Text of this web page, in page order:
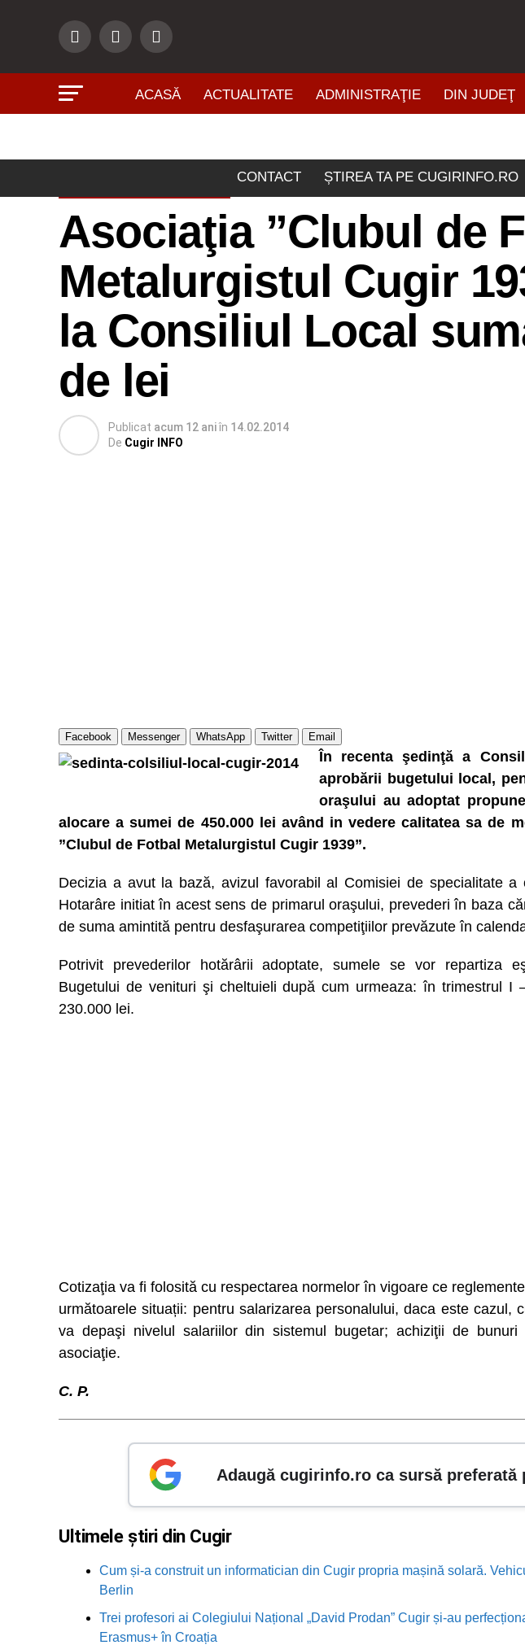
ACASĂ ACTUALITATE ADMINISTRAŢIE DIN JUDEŢ
CONTACT ȘTIREA TA PE CUGIRINFO.RO
Asociaţia ”Clubul de
Metalurgistul Cugir
la Consiliul Local
de lei
Publicat acum 12 aniîn 14.02.2014
De Cugir INFO
Facebook Messenger WhatsApp Twitter Email
În recenta şedinţă a
aprobării bugetului local,
oraşului au adoptat
alocare a sumei de 450.000 lei având in vedere calitatea sa de
”Clubul de Fotbal Metalurgistul Cugir 1939”.
Decizia a avut la bază, avizul favorabil al Comisiei de specialitate a
Hotarâre initiat în acest sens de primarul oraşului, prevederi în baza
de suma amintită pentru desfaşurarea competiţiilor prevăzute în
Potrivit prevederilor hotărârii adoptate, sumele se vor repartiza
Bugetului de venituri şi cheltuieli după cum urmeaza: în trimestrul I
230.000 lei.
Cotizaţia va fi folosită cu respectarea normelor în vigoare ce
următoarele situații: pentru salarizarea personalului, daca este cazul,
va depaşi nivelul salariilor din sistemul bugetar; achiziţii de
asociaţie.
C. P.
Adaugă cugirinfo.ro ca sursă preferată
Ultimele știri din Cugir
Cum și-a construit un informatician din Cugir propria mașină solară.
Berlin
Trei profesori ai Colegiului Național „David Prodan” Cugir și-au
Erasmus+ în Croația